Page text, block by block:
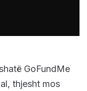
GoFundMe
thjesht mos